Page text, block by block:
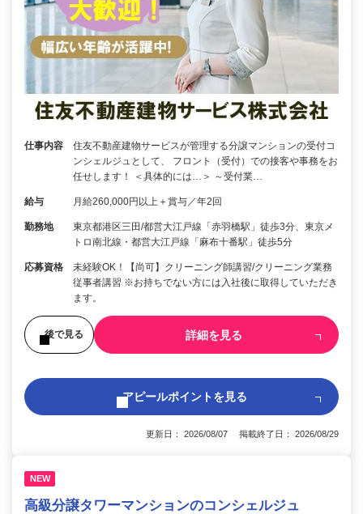
仕事内容
住友不動産建物サービスが管理する分譲マンションの受付コ
ンシェルジュとして、 フロント（受付）での接客や事務をお
任せします！ ＜具体的には…＞ ～受付業…
給与 月給260,000円以上＋賞与／年2回
勤務地
東京都港区三田/都営大江戸線「赤羽橋駅」徒歩3分、東京メ
トロ南北線・都営大江戸線「麻布十番駅」徒歩5分
応募資格
未経験OK！【尚可】クリーニング師講習/クリーニング業務
従事者講習 ※お持ちでない方には入社後に取得していただき
ます。
後で見る 詳細を見る
アピールポイントを見る
更新日： 2026/08/07 掲載終了日： 2026/08/29
NEW
高級分譲タワーマンションのコンシェルジュ